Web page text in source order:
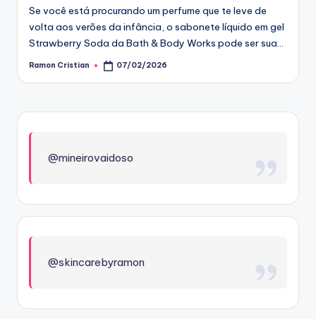
Se você está procurando um perfume que te leve de
volta aos verões da infância, o sabonete líquido em gel
Strawberry Soda da Bath & Body Works pode ser sua…
Posted
Ramon Cristian 07/02/2026
@mineirovaidoso
@skincarebyramon